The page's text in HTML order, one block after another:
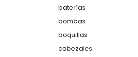
baterías
bombas
boquillas
cabezales